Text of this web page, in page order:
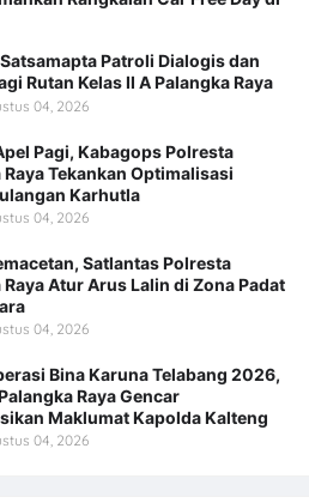
Patroli Dialogis dan
Rutan Kelas II A Palangka Raya
04, 2026
Pagi, Kabagops Polresta
Raya Tekankan Optimalisasi
Karhutla
04, 2026
Satlantas Polresta
Raya Atur Arus Lalin di Zona Padat
04, 2026
Bina Karuna Telabang 2026,
Raya Gencar
Maklumat Kapolda Kalteng
04, 2026